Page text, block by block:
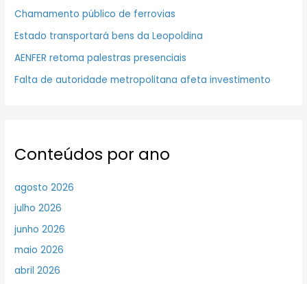
Chamamento público de ferrovias
Estado transportará bens da Leopoldina
AENFER retoma palestras presenciais
Falta de autoridade metropolitana afeta investimento
Conteúdos por ano
agosto 2026
julho 2026
junho 2026
maio 2026
abril 2026